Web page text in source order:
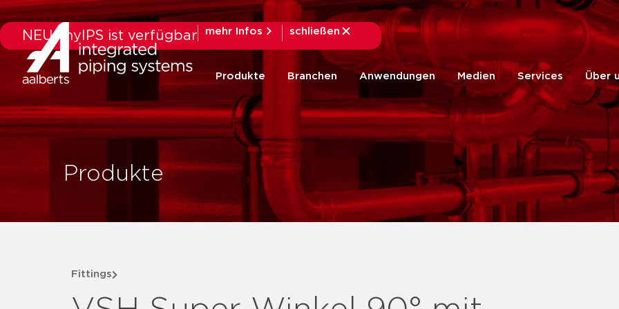
NEU: myIPS ist verfügbar mehr Infos
schließen
schließen
Produkte Branchen Anwendungen Medien Services Über
Produkte
Fittings